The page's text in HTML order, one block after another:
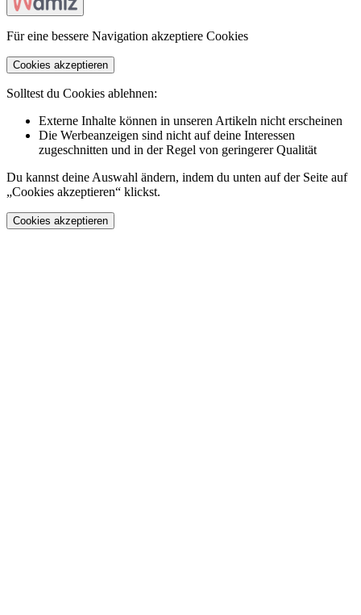
Für eine bessere Navigation akzeptiere Cookies
Cookies akzeptieren
Solltest du Cookies ablehnen:
Externe Inhalte können in unseren Artikeln nicht erscheinen
Die Werbeanzeigen sind nicht auf deine Interessen
zugeschnitten und in der Regel von geringerer Qualität
Du kannst deine Auswahl ändern, indem du unten auf der Seite auf
„Cookies akzeptieren“ klickst.
Cookies akzeptieren